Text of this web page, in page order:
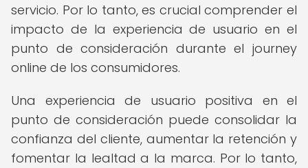
servicio. Por lo tanto, es crucial comprender el
impacto de la experiencia de usuario en el
punto de consideración durante el journey
online de los consumidores.
Una experiencia de usuario positiva en el
punto de consideración puede consolidar la
confianza del cliente, aumentar la retención y
fomentar la lealtad a la marca. Por lo tanto,